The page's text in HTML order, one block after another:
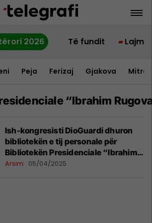
2026 Të fundit Lajme
Peja Ferizaj Gjakova
“ibrahim
Ish-kongresisti DioGuardi dhuron
bibliotekën e tij personale për
Bibliotekën Presidenciale “Ibrahim
Rugova”
Arsim 05/04/2025